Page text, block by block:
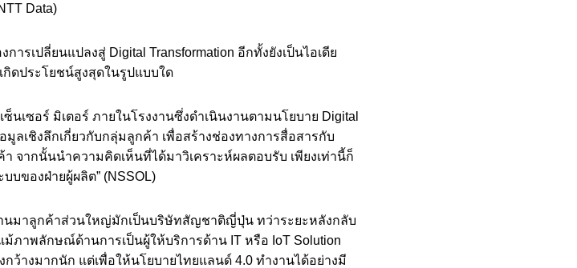
Data)
รเปลี่ยนแปลงสู่ Digital Transformation อีกทั้งยังเป็นไอเดีย
กิดประโยชน์สูงสุดในรูปแบบใด
นเซอร์ มิเตอร์ ภายในโรงงานซึ่งดำเนินงานตามนโยบาย Digital
ลเชิงลึกเกี่ยวกับกลุ่มลูกค้า เพื่อสร้างช่องทางการสื่อสารกับ
จากนั้นนำความคิดเห็นที่ได้มาวิเคราะห์ผลตอบรับ เพียงเท่านี้ก็
บของฝ่ายผู้ผลิต” (NSSOL)
นมาลูกค้าส่วนใหญ่มักเป็นบริษัทสัญชาติญี่ปุ่น ทว่าระยะหลังกลับ
ภาพลักษณ์ด้านการเป็นผู้ให้บริการด้าน IT หรือ IoT Solution
กว้างมากนัก แต่เพื่อให้นโยบายไทยแลนด์ 4.0 ทำงานได้อย่างมี